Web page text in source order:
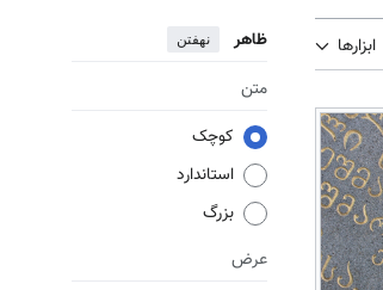
ابزارها ظاهر نهفتن
متن
کوچک
استاندارد
بزرگ
عرض